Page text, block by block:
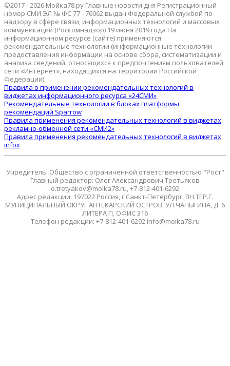
©2017 - 2026 Мойка78.ру Главные новости дня Регистрационный
номер СМИ ЭЛ № ФС 77 - 76062 выдан Федеральной службой по
надзору в сфере связи, информационных технологий и массовых
коммуникаций (Роскомнадзор) 19 июня 2019 года На
информационном ресурсе (сайте) применяются
рекомендательные технологии (информационные технологии
предоставления информации на основе сбора, систематизации и
анализа сведений, относящихся к предпочтениям пользователей
сети «Интернет», находящихся на территории Российской
Федерации).
Правила о применении рекомендательных технологий в
виджетах информационного ресурса «24СМИ»
Рекомендательные технологии в блоках платформы
рекомендаций Sparrow
Правила применения рекомендательных технологий в виджетах
рекламно-обменной сети «СМИ2»
Правила применения рекомендательных технологий в виджетах
infox
Учредитель: Общество с ограниченной ответственностью "Рост"
Главный редактор: Олег Александрович Третьяков
o.tretyakov@moika78.ru, +7-812-401-6292
Адрес редакции: 197022 Россия, г.Санкт-Петербург, ВН.ТЕР.Г.
МУНИЦИПАЛЬНЫЙ ОКРУГ АПТЕКАРСКИЙ ОСТРОВ, УЛ ЧАПЫГИНА, Д. 6
ЛИТЕРА П, ОФИС 316
Телефон редакции: +7-812-401-6292 info@moika78.ru